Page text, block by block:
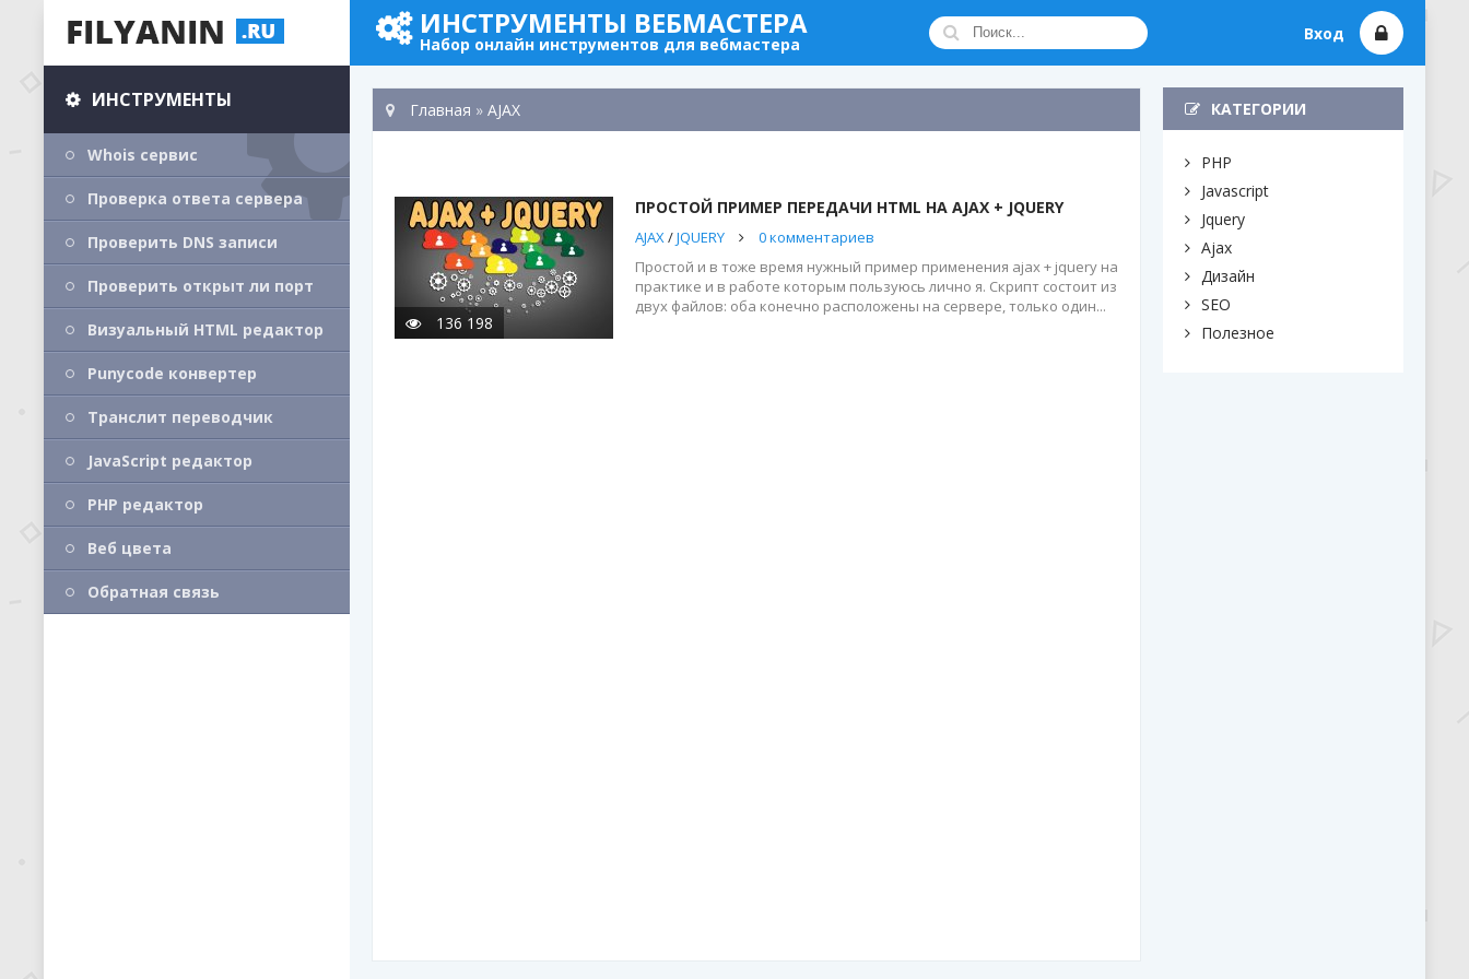
ИНСТРУМЕНТЫ ВЕБМАСТЕРА
Набор онлайн инструментов для вебмастера
Вход
ИНСТРУМЕНТЫ
Whois сервис
Проверка ответа сервера
Проверить DNS записи
Проверить открыт ли порт
Визуальный HTML редактор
Punycode конвертер
Транслит переводчик
JavaScript редактор
PHP редактор
Веб цвета
Обратная связь
Главная » AJAX
136 198
ПРОСТОЙ ПРИМЕР ПЕРЕДАЧИ HTML НА AJAX + JQUERY
AJAX/JQUERY
0 комментариев
Простой и в тоже время нужный пример применения ajax + jquery на
практике и в работе которым пользуюсь лично я. Скрипт состоит из
двух файлов: оба конечно расположены на сервере, только один...
КАТЕГОРИИ
PHP
Javascript
Jquery
Ajax
Дизайн
SEO
Полезное